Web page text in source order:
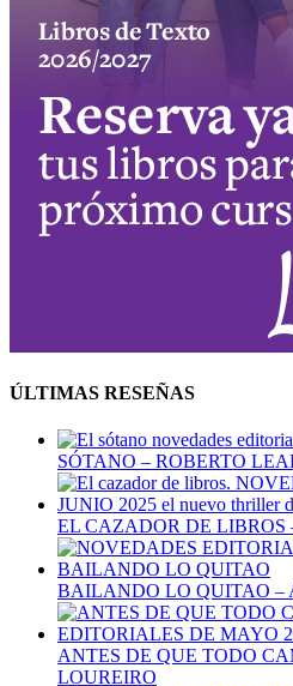
ÚLTIMAS RESEÑAS
SÓTANO – ROBERTO
EL CAZADOR DE
BAILANDO LO QUITAO –
ANTES DE QUE TODO
LOUREIRO